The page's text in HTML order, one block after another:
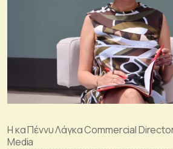
Η κα Πέννυ Λάγκα Commercial
Media